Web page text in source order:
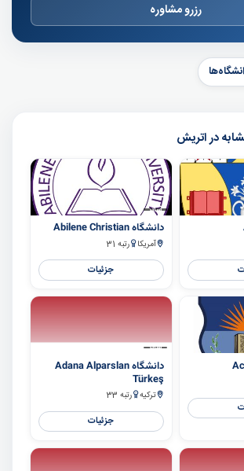
رزرو مشاوره
در اتریش
سایر
دانشگاه Abilene Christian
آمریکا رتبه 31
جزئیات
سایر
دانشگاه Adana Alparslan
Türkeş
ترکیه رتبه 33
جزئیات